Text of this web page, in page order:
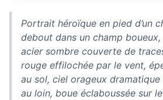
Portrait héroïque en pied d’un
debout dans un champ
acier sombre couverte de
rouge effilochée par le vent,
au sol, ciel orageux
au loin, boue éclaboussée sur